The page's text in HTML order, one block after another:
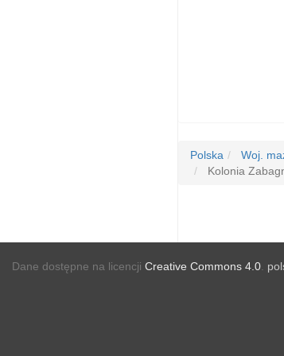
Polska Woj.
Kolonia
Dane dostępne na licencji Creative Commons 4.0